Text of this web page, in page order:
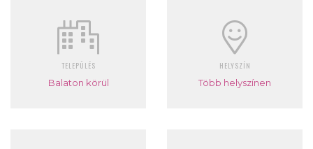
TELEPÜLÉS
Balaton körül
HELYSZÍN
Több helyszínen